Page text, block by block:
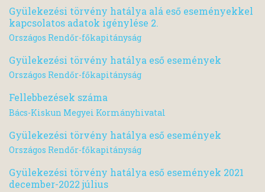
Gyülekezési törvény hatálya alá eső eseményekkel
kapcsolatos adatok igénylése 2.
Országos Rendőr-főkapitányság
Gyülekezési törvény hatálya eső események
Országos Rendőr-főkapitányság
Fellebbezések száma
Bács-Kiskun Megyei Kormányhivatal
Gyülekezési törvény hatálya eső események
Országos Rendőr-főkapitányság
Gyülekezési törvény hatálya eső események 2021
december-2022 július